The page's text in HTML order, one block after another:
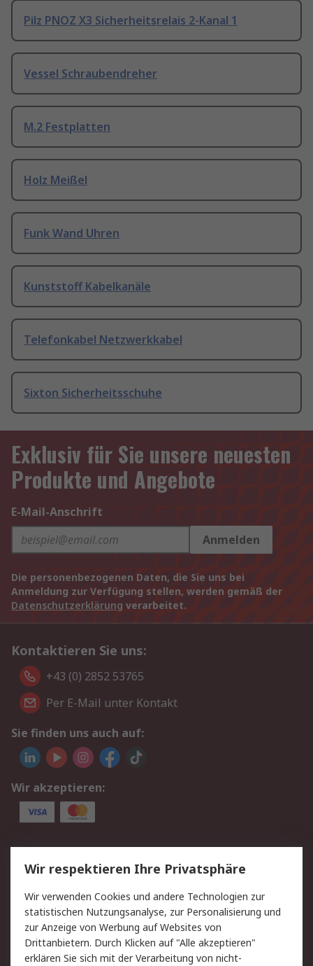
Pilz PNOZ X3 Sicherheitsrelais 2-Kanal 1
Vessel Schraubendreher
M.2 Festplatten
Holz Meißel
Funk Wand Uhren
Kunststoff Kabelkanäle
Telefonkabel Netzwerkkabel
Sixton Sicherheitsschuhe
Exklusiv für Sie unsere neuesten
Produkte und Angebote
E-Mail-Anschrift
Anmelden
Die personenbezogenen Daten, die Sie uns bei
Anmeldung zur Verfügung stellen, werden gemäß der
Datenschutzerklärung verarbeitet.
Kontaktieren Sie uns:
+43 (0) 2852 53765
Per E-Mail unter Kontakt
Sie finden uns auch auf:
Wir akzeptieren:
Service
Value Added Services
Lieferlösungen
Rücksendung/Entsorgung Kontakt
Hilfe
Rechtliches
Wir respektieren Ihre Privatsphäre
Wir verwenden Cookies und andere Technologien zur
statistischen Nutzungsanalyse, zur Personalisierung und
zur Anzeige von Werbung auf Websites von
Drittanbietern. Durch Klicken auf "Alle akzeptieren"
erklären Sie sich mit der Verarbeitung von nicht-